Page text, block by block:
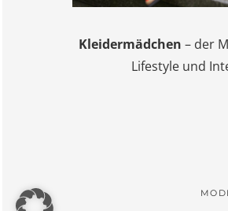
Kleidermädchen – der
Lifestyle und